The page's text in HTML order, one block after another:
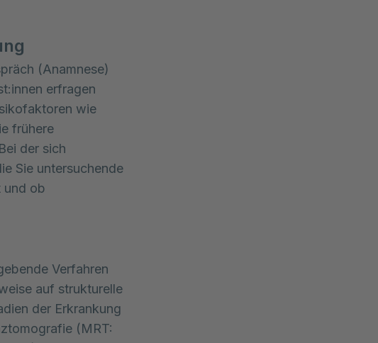
(Anamnese)
erfragen
wie
frühere
der sich
Sie untersuchende
und ob
Verfahren
auf strukturelle
der Erkrankung
(MRT: